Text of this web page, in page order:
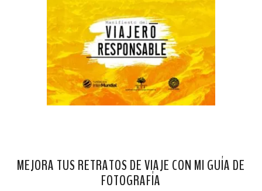
MEJORA TUS RETRATOS DE VIAJE CON MI GUÍA DE
FOTOGRAFÍA